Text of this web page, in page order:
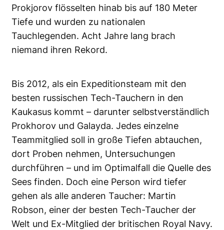
Prokjorov flösselten hinab bis auf 180 Meter
Tiefe und wurden zu nationalen
Tauchlegenden. Acht Jahre lang brach
niemand ihren Rekord.
Bis 2012, als ein Expeditionsteam mit den
besten russischen Tech-Tauchern in den
Kaukasus kommt – darunter selbstverständlich
Prokhorov und Galayda. Jedes einzelne
Teammitglied soll in große Tiefen abtauchen,
dort Proben nehmen, Untersuchungen
durchführen – und im Optimalfall die Quelle des
Sees finden. Doch eine Person wird tiefer
gehen als alle anderen Taucher: Martin
Robson, einer der besten Tech-Taucher der
Welt und Ex-Mitglied der britischen Royal Navy.